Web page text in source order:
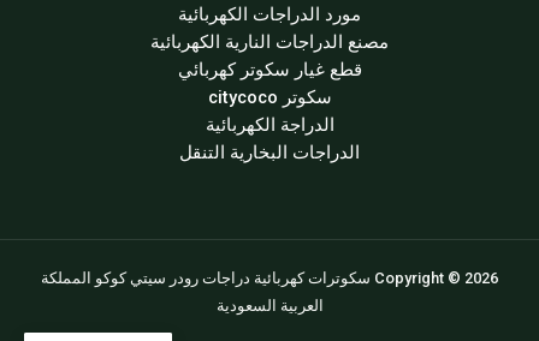
مورد الدراجات الكهربائية
مصنع الدراجات النارية الكهربائية
قطع غيار سكوتر كهربائي
سكوتر citycoco
الدراجة الكهربائية
الدراجات البخارية التنقل
Copyright © 2026 سكوترات كهربائية دراجات رودر سيتي كوكو المملكة
العربية السعودية